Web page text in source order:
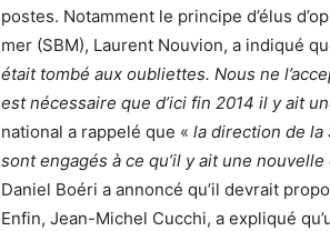
postes. Notamment le principe d’élus
mer (SBM), Laurent Nouvion, a indiqué
était tombé aux oubliettes. Nous ne
est nécessaire que d’ici fin 2014 il y ait
national a rappelé que « la direction de la
sont engagés à ce qu’il y ait une
Daniel Boéri a annoncé qu’il devrait
Enfin, Jean-Michel Cucchi, a expliqué